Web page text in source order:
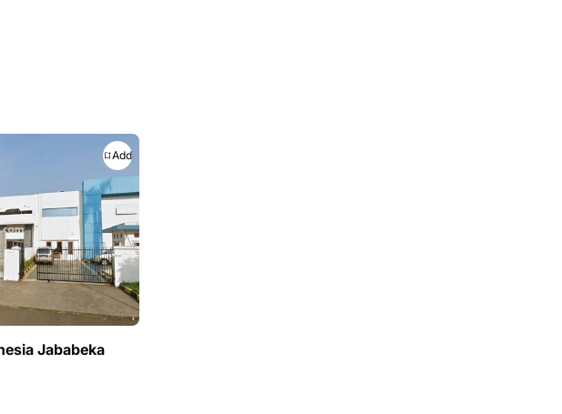
Add
Jababeka